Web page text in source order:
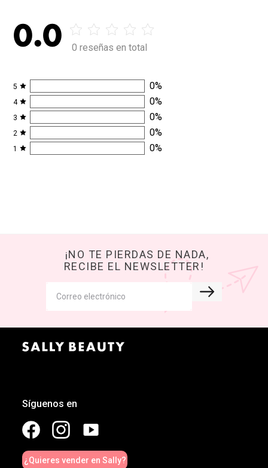
0.0 0 reseñas en total
5 0%
4 0%
3 0%
2 0%
1 0%
¡NO TE PIERDAS DE NADA,
RECIBE EL NEWSLETTER!
Síguenos en
¿Quieres vender en Sally?